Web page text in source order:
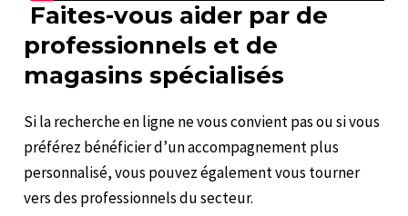
Faites-vous aider par de
professionnels et de
magasins spécialisés
Si la recherche en ligne ne vous convient pas ou si vous
préférez bénéficier d’un accompagnement plus
personnalisé, vous pouvez également vous tourner
vers des professionnels du secteur.